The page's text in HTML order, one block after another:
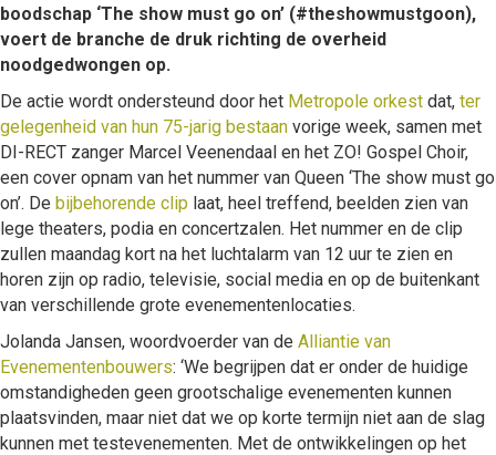
boodschap ‘The show must go on’ (#theshowmustgoon),
voert de branche de druk richting de overheid
noodgedwongen op.
De actie wordt ondersteund door het Metropole orkest dat, ter
gelegenheid van hun 75-jarig bestaan vorige week, samen met
DI-RECT zanger Marcel Veenendaal en het ZO! Gospel Choir,
een cover opnam van het nummer van Queen ‘The show must go
on’. De bijbehorende clip laat, heel treffend, beelden zien van
lege theaters, podia en concertzalen. Het nummer en de clip
zullen maandag kort na het luchtalarm van 12 uur te zien en
horen zijn op radio, televisie, social media en op de buitenkant
van verschillende grote evenementenlocaties.
Jolanda Jansen, woordvoerder van de Alliantie van
Evenementenbouwers: ‘We begrijpen dat er onder de huidige
omstandigheden geen grootschalige evenementen kunnen
plaatsvinden, maar niet dat we op korte termijn niet aan de slag
kunnen met testevenementen. Met de ontwikkelingen op het